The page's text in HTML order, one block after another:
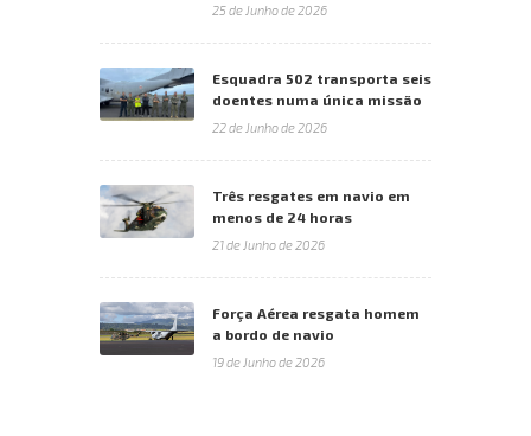
25 de Junho de 2026
Esquadra 502 transporta seis
doentes numa única missão
22 de Junho de 2026
Três resgates em navio em
menos de 24 horas
21 de Junho de 2026
Força Aérea resgata homem
a bordo de navio
19 de Junho de 2026